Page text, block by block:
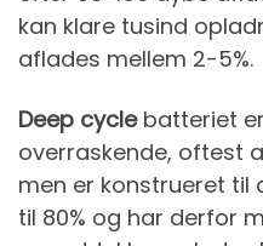
kan klare tusind
aflades mellem 2-5%.
Deep cyclebatteriet
overraskende, oftest
men er konstrueret til
til 80% og har derfor